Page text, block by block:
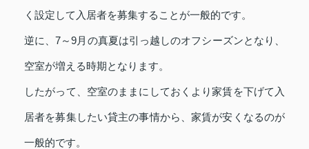
く設定して入居者を募集することが一般的です。
逆に、7～9月の真夏は引っ越しのオフシーズンとなり、
空室が増える時期となります。
したがって、空室のままにしておくより家賃を下げて入
居者を募集したい貸主の事情から、家賃が安くなるのが
一般的です。